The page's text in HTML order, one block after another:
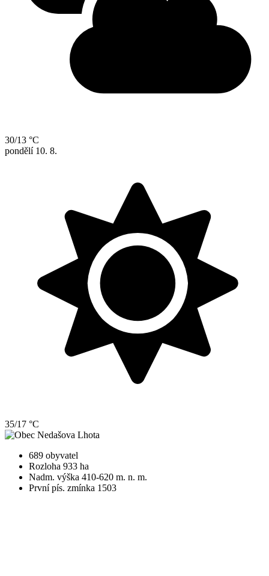
30/13 °C
pondělí 10. 8.
35/17 °C
689 obyvatel
Rozloha 933 ha
Nadm. výška 410-620 m. n. m.
První pís. zmínka 1503